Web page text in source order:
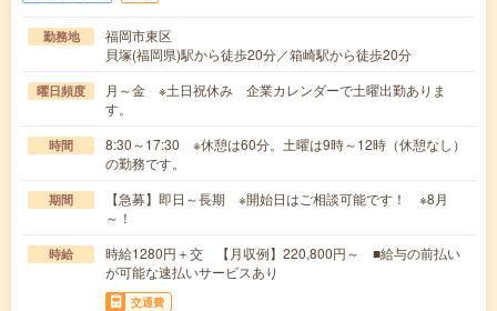
勤務地
福岡市東区
貝塚(福岡県)駅から徒歩20分／箱崎駅から徒歩20分
曜日頻度
月～金 ※土日祝休み 企業カレンダーで土曜出勤ありま
す。
時間
8:30～17:30 ※休憩は60分。土曜は9時～12時（休憩なし）
の勤務です。
期間
【急募】即日～長期 ※開始日はご相談可能です！ ※8月
～！
時給
時給1280円＋交 【月収例】220,800円～ ■給与の前払い
が可能な速払いサービスあり
交通費